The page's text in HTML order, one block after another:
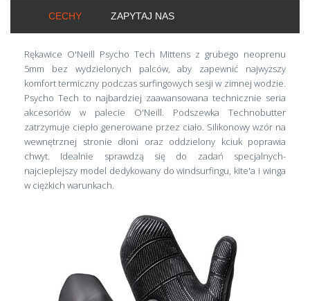
CECHY ZAPYTAJ NAS
Rękawice O'Neill Psycho Tech Mittens z grubego neoprenu
5mm bez wydzielonych palców, aby zapewnić najwyższy
komfort termiczny podczas surfingowych sesji w zimnej wodzie.
Psycho Tech to najbardziej zaawansowana technicznie seria
akcesoriów w palecie O'Neill. Podszewka Technobutter
zatrzymuje ciepło generowane przez ciało. Silikonowy wzór na
wewnętrznej stronie dłoni oraz oddzielony kciuk poprawia
chwyt. Idealnie sprawdzą się do zadań specjalnych-
najcieplejszy model dedykowany do windsurfingu, kite'a i winga
w ciężkich warunkach.